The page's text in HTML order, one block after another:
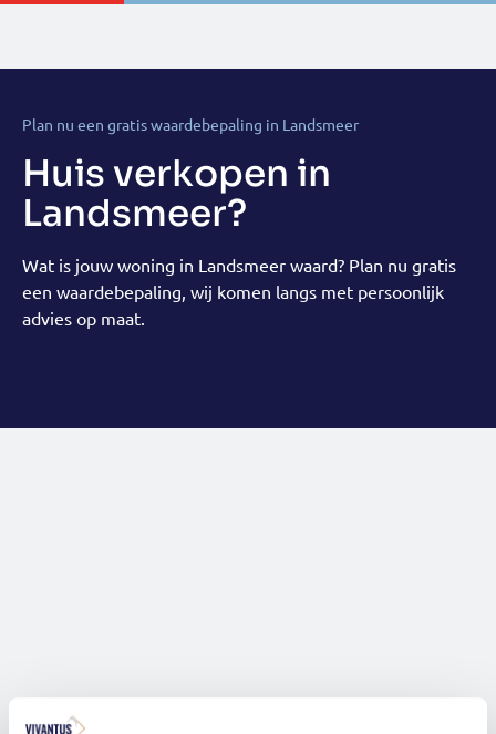
Plan nu een gratis waardebepaling in Landsmeer
Huis verkopen in
Landsmeer?
Wat is jouw woning in Landsmeer waard? Plan nu gratis
een waardebepaling, wij komen langs met persoonlijk
advies op maat.